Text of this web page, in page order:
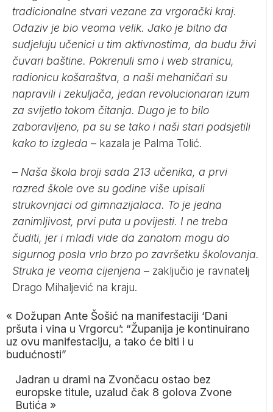
tradicionalne stvari vezane za vrgorački kraj.
Odaziv je bio veoma velik. Jako je bitno da
sudjeluju učenici u tim aktivnostima, da budu živi
čuvari baštine. Pokrenuli smo i web stranicu,
radionicu košaraštva, a naši mehaničari su
napravili i zekuljača, jedan revolucionaran izum
za svijetlo tokom čitanja. Dugo je to bilo
zaboravljeno, pa su se tako i naši stari podsjetili
kako to izgleda – kazala je Palma Tolić.
– Naša škola broji sada 213 učenika, a prvi
razred škole ove su godine više upisali
strukovnjaci od gimnazijalaca. To je jedna
zanimljivost, prvi puta u povijesti. I ne treba
čuditi, jer i mladi vide da zanatom mogu do
sigurnog posla vrlo brzo po završetku školovanja.
Struka je veoma cijenjena – zaključio je ravnatelj
Drago Mihaljević na kraju.
« Dožupan Ante Šošić na manifestaciji ‘Dani
pršuta i vina u Vrgorcu’: “Županija je kontinuirano
uz ovu manifestaciju, a tako će biti i u
budućnosti”
Jadran u drami na Zvončacu ostao bez
europske titule, uzalud čak 8 golova Zvone
Butića »